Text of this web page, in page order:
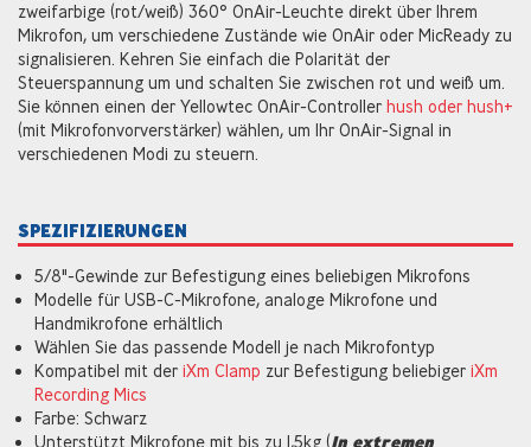
zweifarbige (rot/weiß) 360° OnAir-Leuchte direkt über Ihrem
Mikrofon, um verschiedene Zustände wie OnAir oder MicReady zu
signalisieren. Kehren Sie einfach die Polarität der
Steuerspannung um und schalten Sie zwischen rot und weiß um.
Sie können einen der Yellowtec OnAir-Controller hush oder hush+
(mit Mikrofonvorverstärker) wählen, um Ihr OnAir-Signal in
verschiedenen Modi zu steuern.
SPEZIFIZIERUNGEN
5/8"-Gewinde zur Befestigung eines beliebigen Mikrofons
Modelle für USB-C-Mikrofone, analoge Mikrofone und
Handmikrofone erhältlich
Wählen Sie das passende Modell je nach Mikrofontyp
Kompatibel mit deriXm Clamp zur Befestigung beliebigeriXm
Recording Mics
Farbe: Schwarz
Unterstützt Mikrofone mit bis zu 1,5kg (In extremen